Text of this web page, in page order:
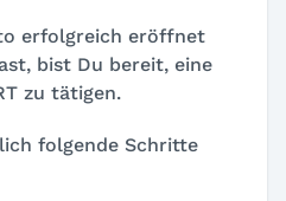
erfolgreich eröffnet
bist Du bereit, eine
zu tätigen.
folgende Schritte